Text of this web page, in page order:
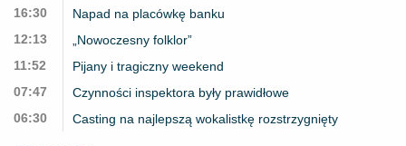
16:30
Napad na placówkę banku
12:13
„Nowoczesny folklor”
11:52
Pijany i tragiczny weekend
07:47
Czynności inspektora były prawidłowe
06:30
Casting na najlepszą wokalistkę rozstrzygnięty